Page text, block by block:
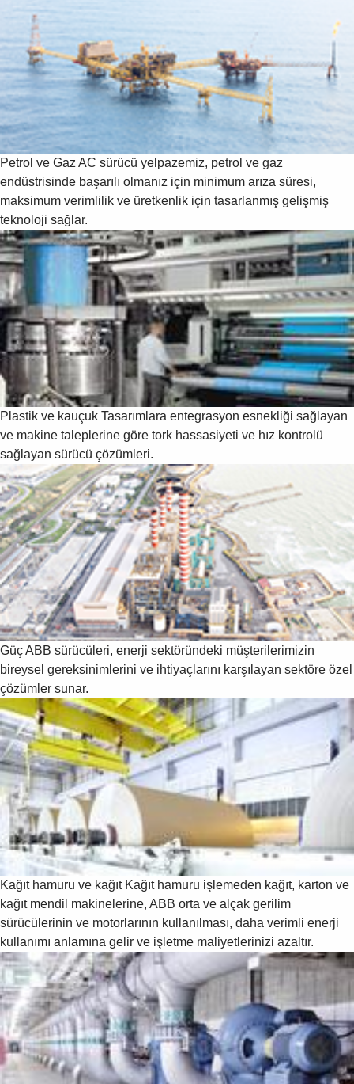
Petrol ve Gaz AC sürücü yelpazemiz, petrol ve gaz
endüstrisinde başarılı olmanız için minimum arıza süresi,
maksimum verimlilik ve üretkenlik için tasarlanmış gelişmiş
teknoloji sağlar.
Plastik ve kauçuk Tasarımlara entegrasyon esnekliği sağlayan
ve makine taleplerine göre tork hassasiyeti ve hız kontrolü
sağlayan sürücü çözümleri.
GüçABB sürücüleri, enerji sektöründeki müşterilerimizin
bireysel gereksinimlerini ve ihtiyaçlarını karşılayan sektöre özel
çözümler sunar.
Kağıt hamuru ve kağıt Kağıt hamuru işlemeden kağıt, karton ve
kağıt mendil makinelerine, ABB orta ve alçak gerilim
sürücülerinin ve motorlarının kullanılması, daha verimli enerji
kullanımı anlamına gelir ve işletme maliyetlerinizi azaltır.